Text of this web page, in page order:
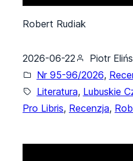
Robert Rudiak
2026-06-22 Piotr
Nr 95-96/2026,
Literatura, Lubuskie
Pro Libris, Recenzja,